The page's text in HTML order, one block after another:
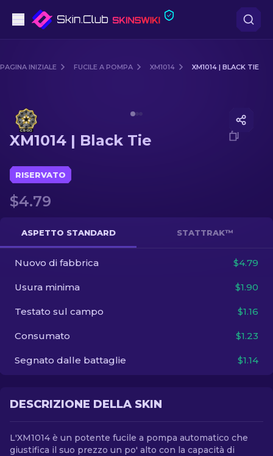
Fucile
Fucile di precisione
Coltelli
Guanto
Casse
Altro
PAGINA INIZIALE FUCILE A POMPA XM1014 XM1014 | BLACK TIE
XM1014 | Black Tie
RISERVATO
$4.79
ASPETTO STANDARD STATTRAK™
Nuovo di fabbrica $4.79
Usura minima $1.90
Testato sul campo $1.16
Consumato $1.23
Segnato dalle battaglie $1.14
DESCRIZIONE DELLA SKIN
L'XM1014 è un potente fucile a pompa automatico che
giustifica il suo prezzo un po' alto con la capacità di